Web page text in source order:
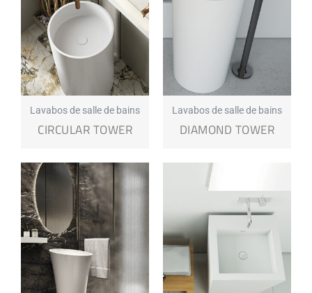
Lavabos de salle de bains
CIRCULAR TOWER
Lavabos de salle de bains
DIAMOND TOWER